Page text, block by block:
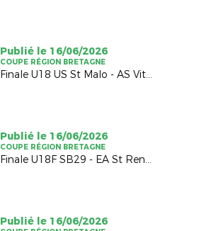
Publié le 16/06/2026
COUPE RÉGION BRETAGNE
Finale U18 US St Malo - AS Vitré (2-2; 4-5 TAB)
Publié le 16/06/2026
COUPE RÉGION BRETAGNE
Finale U18F SB29 - EA St Renan (1-0)
Publié le 16/06/2026